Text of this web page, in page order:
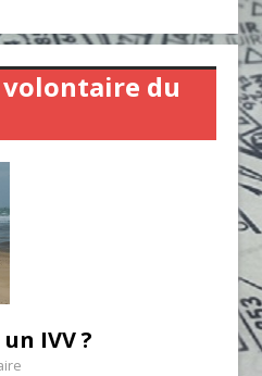
du
IVV ?